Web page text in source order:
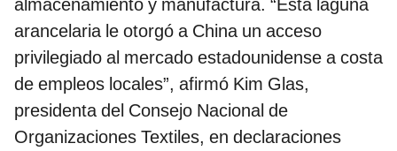
almacenamiento y manufactura. “Esta laguna
arancelaria le otorgó a China un acceso
privilegiado al mercado estadounidense a costa
de empleos locales”, afirmó Kim Glas,
presidenta del Consejo Nacional de
Organizaciones Textiles, en declaraciones